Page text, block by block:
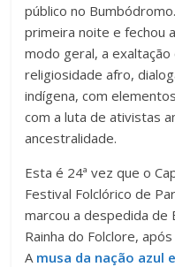
público no
primeira noite e fechou
modo geral, a
religiosidade afro,
indígena, com
com a luta de ativistas
ancestralidade.
Esta é 24ª vez que o
Festival Folclórico de
marcou a despedida de
Rainha do Folclore,
A musa da nação azul